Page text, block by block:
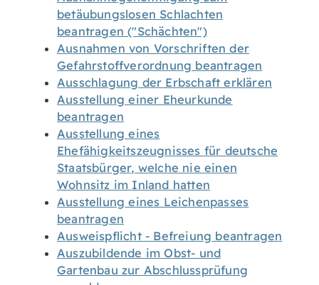
betäubungslosen Schlachten
beantragen ("Schächten")
Ausnahmen von Vorschriften der
Gefahrstoffverordnung beantragen
Ausschlagung der Erbschaft erklären
Ausstellung einer Eheurkunde
beantragen
Ausstellung eines
Ehefähigkeitszeugnisses für deutsche
Staatsbürger, welche nie einen
Wohnsitz im Inland hatten
Ausstellung eines Leichenpasses
beantragen
Ausweispflicht - Befreiung beantragen
Auszubildende im Obst- und
Gartenbau zur Abschlussprüfung